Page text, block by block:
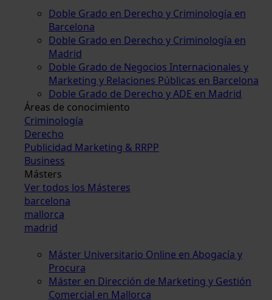
Doble Grado en Derecho y Criminología en
Barcelona
Doble Grado en Derecho y Criminología en
Madrid
Doble Grado de Negocios Internacionales y
Marketing y Relaciones Públicas en Barcelona
Doble Grado de Derecho y ADE en Madrid
Áreas de conocimiento
Criminología
Derecho
Publicidad Marketing & RRPP
Business
Másters
Ver todos los Másteres
barcelona
mallorca
madrid
Máster Universitario Online en Abogacía y
Procura
Máster en Dirección de Marketing y Gestión
Comercial en Mallorca